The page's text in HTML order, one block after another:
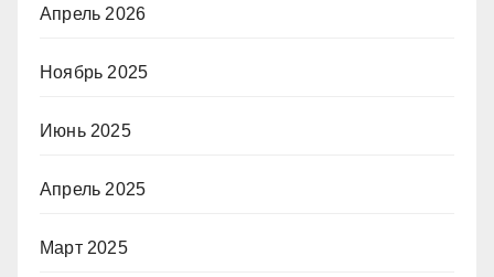
Апрель 2026
Ноябрь 2025
Июнь 2025
Апрель 2025
Март 2025